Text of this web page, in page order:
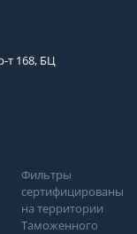
т 168, БЦ
Фильтры
сертифицированы
на территории
Таможенного